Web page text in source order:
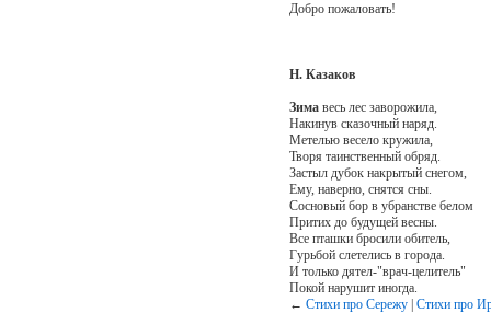
Добро пожаловать!
Н. Казаков
Зимавесь лес заворожила,
Накинув сказочный наряд.
Метелью весело кружила,
Творя таинственный обряд.
Застыл дубок накрытый снегом,
Ему, наверно, снятся сны.
Сосновый бор в убранстве белом
Притих до будущей весны.
Все пташки бросили обитель,
Гурьбой слетелись в города.
И только дятел-"врач-целитель"
Покой нарушит иногда.
← Стихи про Сережу| Стихи про